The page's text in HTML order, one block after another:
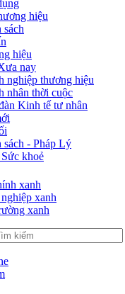
hiệu
sách
hiệu
nay
nghiệp thương hiệu
nhân thời cuộc
Kinh tế tư nhân
sách - Pháp Lý
khoẻ
xanh
xanh
xanh